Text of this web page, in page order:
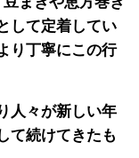
して定着してい
り丁寧にこの行
人々が新しい年
て続けてきたも